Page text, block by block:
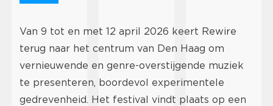
Van 9 tot en met 12 april 2026 keert Rewire
terug naar het centrum van Den Haag om
vernieuwende en genre-overstijgende muziek
te presenteren, boordevol experimentele
gedrevenheid. Het festival vindt plaats op een